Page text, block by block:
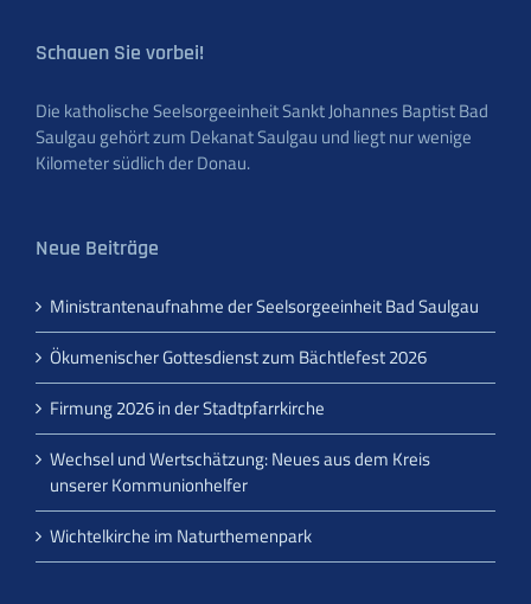
Schauen Sie vorbei!
Die katholische Seelsorgeeinheit Sankt Johannes Baptist Bad
Saulgau gehört zum Dekanat Saulgau und liegt nur wenige
Kilometer südlich der Donau.
Neue Beiträge
Ministrantenaufnahme der Seelsorgeeinheit Bad Saulgau
Ökumenischer Gottesdienst zum Bächtlefest 2026
Firmung 2026 in der Stadtpfarrkirche
Wechsel und Wertschätzung: Neues aus dem Kreis
unserer Kommunionhelfer
Wichtelkirche im Naturthemenpark